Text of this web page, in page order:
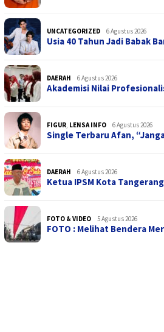
UNCATEGORIZED 6 Agustus 2026
Usia 40 Tahun Jadi Babak
DAERAH 6 Agustus 2026
Akademisi Nilai
FIGUR, LENSA INFO 6 Agustus 2026
Single Terbaru Afan,
DAERAH 6 Agustus 2026
Ketua IPSM Kota
FOTO & VIDEO 5 Agustus 2026
FOTO : Melihat Bendera